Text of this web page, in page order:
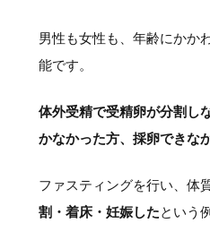
男性も女性も、年齢にかか
能です。
体外受精で受精卵が分割し
かなかった方、採卵できな
ファスティングを行い、体
割・着床・妊娠したという